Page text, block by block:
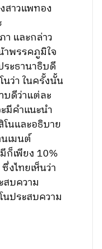
สาวแพทอง
า และกล่าว
พรรคภูมิใจ
ะธานาธิบดี
ว่า ในครั้งนั้น
บดีว่าแต่ละ
มีคำแนะนำ
นและอธิบาย
นเมนต์
ก็เพียง 10%
งไทยเห็นว่า
สบความ
นประสบความ